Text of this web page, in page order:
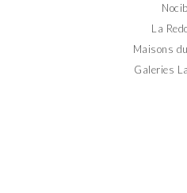
La
Maisons
Galeries